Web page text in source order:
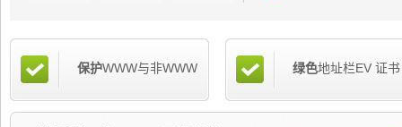
保护WWW与非WWW 绿色地址栏EV 证书